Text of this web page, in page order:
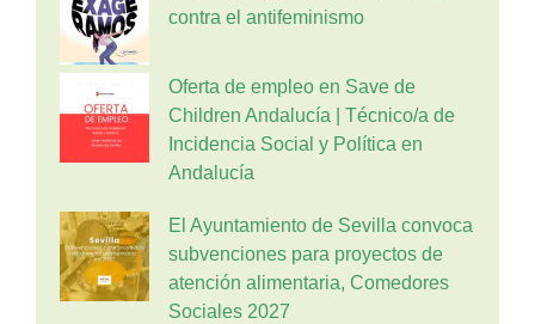
contra el antifeminismo
Oferta de empleo en Save de
Children Andalucía | Técnico/a de
Incidencia Social y Política en
Andalucía
El Ayuntamiento de Sevilla convoca
subvenciones para proyectos de
atención alimentaria, Comedores
Sociales 2027